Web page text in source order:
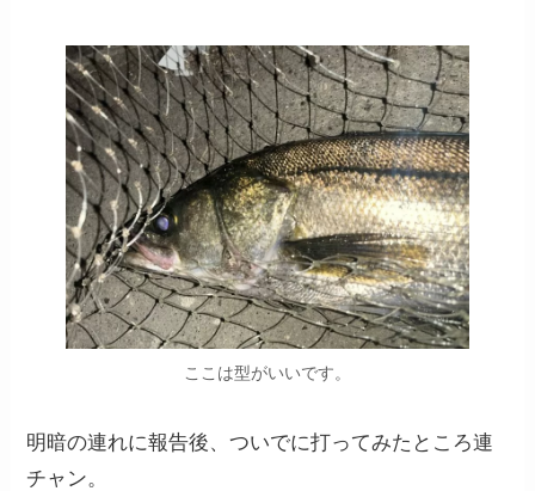
ここは型がいいです。
明暗の連れに報告後、ついでに打ってみたところ連
チャン。